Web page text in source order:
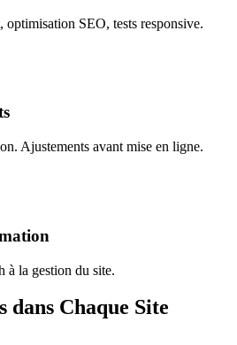
SEO, tests responsive.
Ajustements avant mise en ligne.
à la gestion du site.
dans Chaque Site